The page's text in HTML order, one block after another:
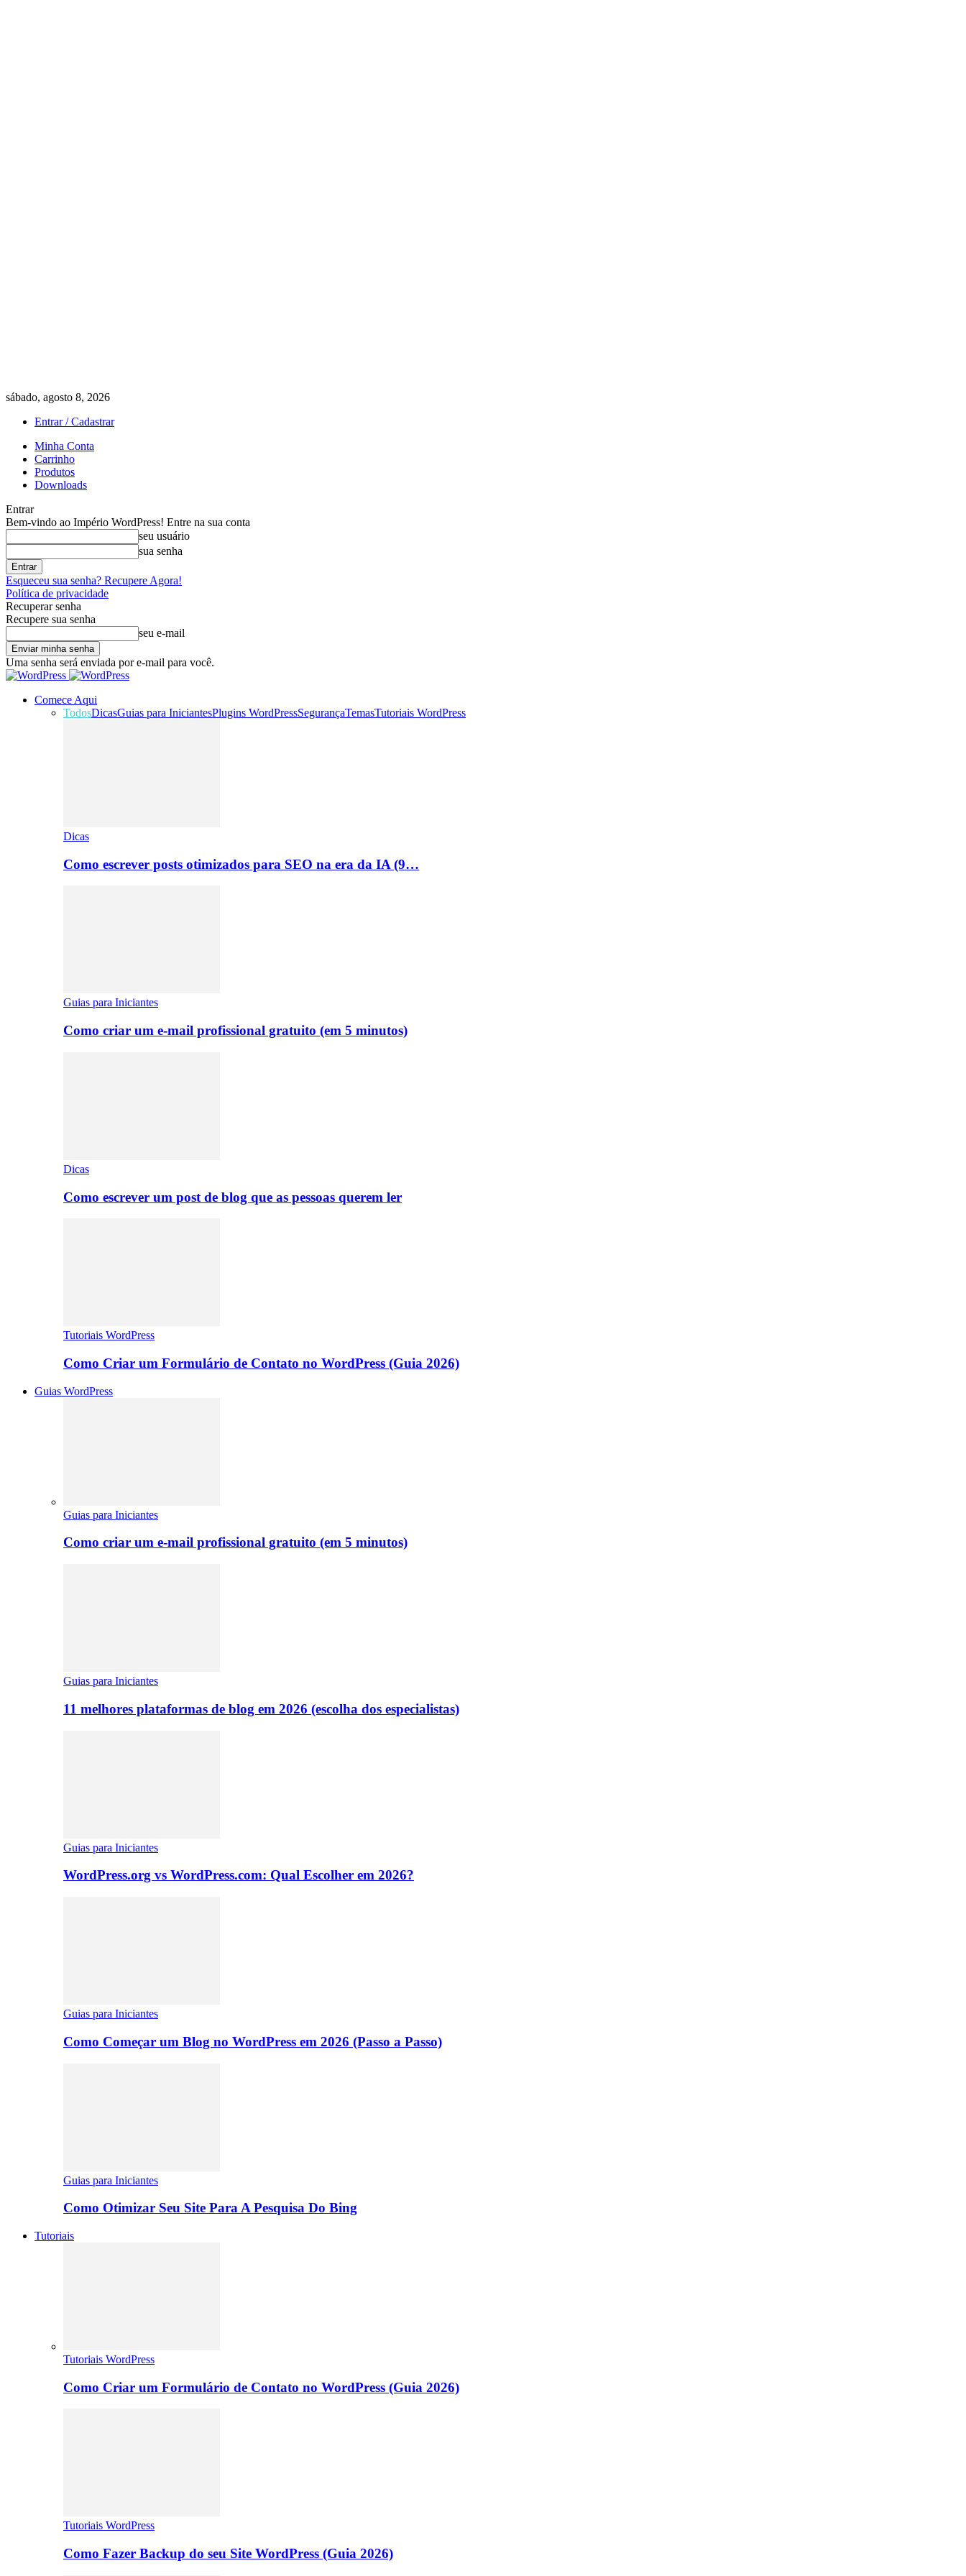
sábado, agosto 8, 2026
Entrar / Cadastrar
Minha Conta
Carrinho
Produtos
Downloads
Entrar
Bem-vindo ao Império WordPress! Entre na sua conta
seu usuário
sua senha
Esqueceu sua senha? Recupere Agora!
Política de privacidade
Recuperar senha
Recupere sua senha
seu e-mail
Uma senha será enviada por e-mail para você.
Comece Aqui
TodosDicasGuias para IniciantesPlugins WordPressSegurançaTemasTutoriais WordPress
Dicas
Como escrever posts otimizados para SEO na era da IA (9…
Guias para Iniciantes
Como criar um e-mail profissional gratuito (em 5 minutos)
Dicas
Como escrever um post de blog que as pessoas querem ler
Tutoriais WordPress
Como Criar um Formulário de Contato no WordPress (Guia 2026)
Guias WordPress
Guias para Iniciantes
Como criar um e-mail profissional gratuito (em 5 minutos)
Guias para Iniciantes
11 melhores plataformas de blog em 2026 (escolha dos especialistas)
Guias para Iniciantes
WordPress.org vs WordPress.com: Qual Escolher em 2026?
Guias para Iniciantes
Como Começar um Blog no WordPress em 2026 (Passo a Passo)
Guias para Iniciantes
Como Otimizar Seu Site Para A Pesquisa Do Bing
Tutoriais
Tutoriais WordPress
Como Criar um Formulário de Contato no WordPress (Guia 2026)
Tutoriais WordPress
Como Fazer Backup do seu Site WordPress (Guia 2026)